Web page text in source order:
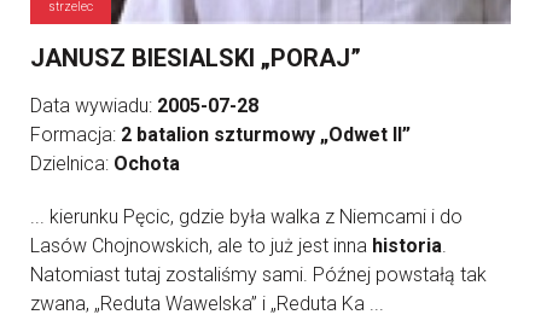
strzelec
JANUSZ BIESIALSKI „PORAJ”
Data wywiadu: 2005-07-28
Formacja: 2 batalion szturmowy „Odwet II”
Dzielnica: Ochota
... kierunku Pęcic, gdzie była walka z Niemcami i do
Lasów Chojnowskich, ale to już jest inna historia.
Natomiast tutaj zostaliśmy sami. Późnej powstałą tak
zwana, „Reduta Wawelska” i „Reduta Ka ...